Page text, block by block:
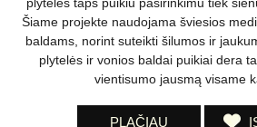
Šiame projekte naudojama šviesios
baldams, norint suteikti šilumos ir
plytelės ir vonios baldai puikiai dera
vientisumo jausmą visame
PLAČIAU